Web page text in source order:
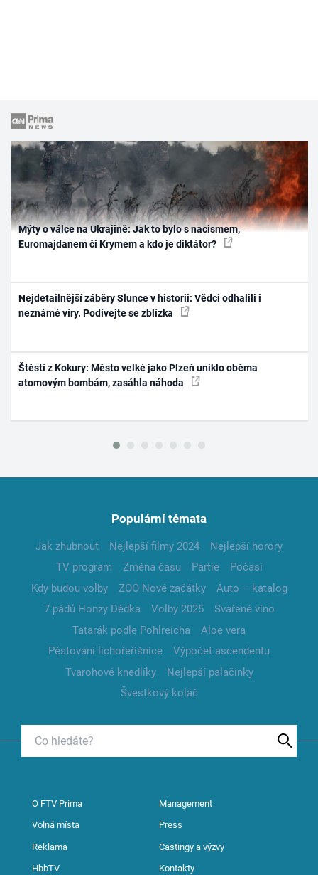
Mýty o válce na Ukrajině: Jak to bylo s nacismem,
Euromajdanem či Krymem a kdo je diktátor?
Nejdetailnější záběry Slunce v historii: Vědci odhalili i
neznámé víry. Podívejte se zblízka
Štěstí z Kokury: Město velké jako Plzeň uniklo oběma
atomovým bombám, zasáhla náhoda
Populární témata
Jak zhubnout Nejlepší filmy 2024
Nejlepší horory
TV program
Změna času Partie
Počasí
Kdy budou volby
ZOO Nové začátky
Auto – katalog
7 pádů Honzy Dědka
Volby 2025
Svařené víno
Tatarák podle Pohlreicha
Aloe vera
Pěstování lichořeřišnice
Výpočet ascendentu
Tvarohové knedlíky
Nejlepší palačinky
Švestkový koláč
O FTV Prima Management
Volná místa Press
Reklama Castingy a výzvy
HbbTV Kontakty